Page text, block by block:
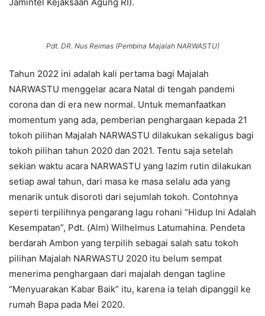
Pdt. DR. Nus Reimas (Pembina Majalah NARWASTU)
Tahun 2022 ini adalah kali pertama bagi Majalah
NARWASTU menggelar acara Natal di tengah pandemi
corona dan di era new normal. Untuk memanfaatkan
momentum yang ada, pemberian penghargaan kepada 21
tokoh pilihan Majalah NARWASTU dilakukan sekaligus bagi
tokoh pilihan tahun 2020 dan 2021. Tentu saja setelah
sekian waktu acara NARWASTU yang lazim rutin dilakukan
setiap awal tahun, dari masa ke masa selalu ada yang
menarik untuk disoroti dari sejumlah tokoh. Contohnya
seperti terpilihnya pengarang lagu rohani “Hidup Ini Adalah
Kesempatan”, Pdt. (Alm) Wilhelmus Latumahina. Pendeta
berdarah Ambon yang terpilih sebagai salah satu tokoh
pilihan Majalah NARWASTU 2020 itu belum sempat
menerima penghargaan dari majalah dengan tagline
“Menyuarakan Kabar Baik” itu, karena ia telah dipanggil ke
rumah Bapa pada Mei 2020.